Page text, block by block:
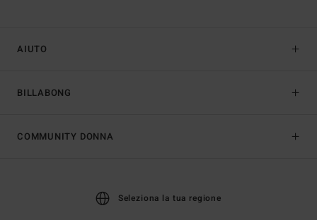
AIUTO
BILLABONG
COMMUNITY DONNA
Seleziona la tua regione